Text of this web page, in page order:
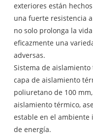
exteriores están
una fuerte resistencia
no solo prolonga la
eficazmente una
adversas.
Sistema de
capa de aislamiento
poliuretano de 100
aislamiento térmico,
estable en el
de energía.